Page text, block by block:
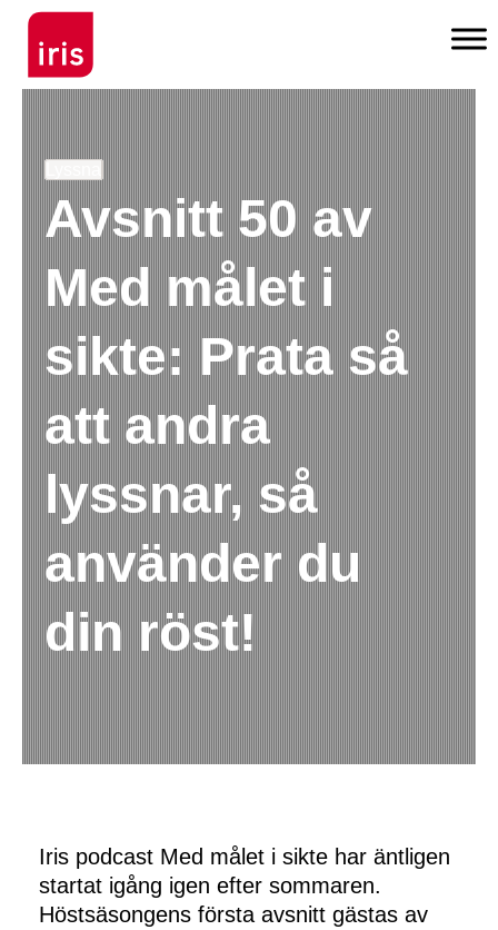
Avsnitt 50 av
Med målet i
sikte: Prata så
att andra
lyssnar, så
använder du
din röst!
Iris podcast Med målet i sikte har äntligen
startat igång igen efter sommaren.
Höstsäsongens första avsnitt gästas av